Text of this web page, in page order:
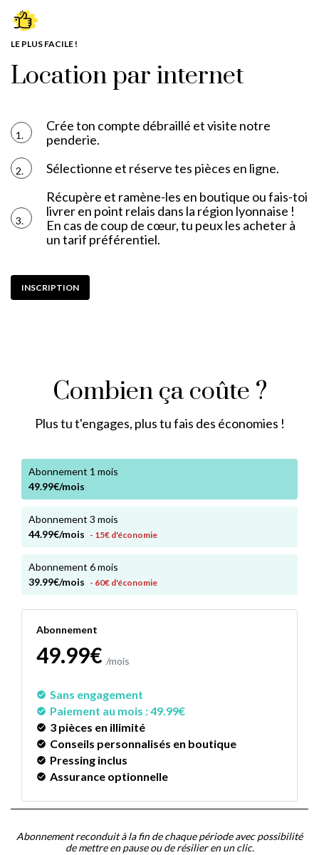
LE PLUS FACILE !
Location par internet
1.
Crée ton compte débraillé et visite notre
penderie.
2. Sélectionne et réserve tes pièces en ligne.
3.
Récupère et ramène-les en boutique ou fais-toi
livrer en point relais dans la région lyonnaise !
En cas de coup de cœur, tu peux les acheter à
un tarif préférentiel.
INSCRIPTION
Combien ça coûte ?
Plus tu t'engages, plus tu fais des économies !
Abonnement 1 mois
49.99€/mois
Abonnement 3 mois
44.99€/mois - 15€ d'économie
Abonnement 6 mois
39.99€/mois - 60€ d'économie
Abonnement
49.99€ /mois
check_circle Sans engagement
check_circle Paiement au mois : 49.99€
check_circle 3 pièces en illimité
check_circle Conseils personnalisés en boutique
check_circle Pressing inclus
check_circle Assurance optionnelle
Abonnement reconduit à la fin de chaque période avec possibilité
de mettre en pause ou de résilier en un clic.